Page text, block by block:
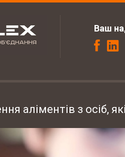
Ваш
аліментів з осіб,